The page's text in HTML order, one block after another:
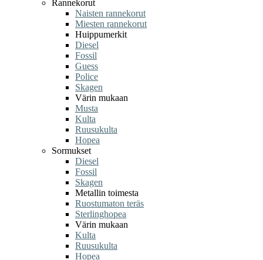
Rannekorut
Naisten rannekorut
Miesten rannekorut
Huippumerkit
Diesel
Fossil
Guess
Police
Skagen
Värin mukaan
Musta
Kulta
Ruusukulta
Hopea
Sormukset
Diesel
Fossil
Skagen
Metallin toimesta
Ruostumaton teräs
Sterlinghopea
Värin mukaan
Kulta
Ruusukulta
Hopea